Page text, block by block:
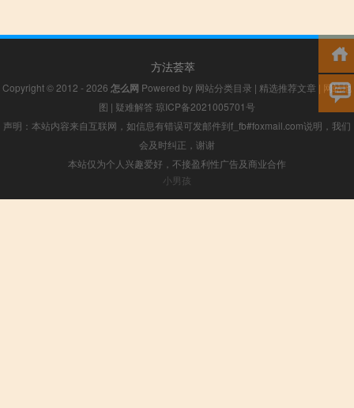
方法荟萃
Copyright © 2012 - 2026 怎么网 Powered by 网站分类目录 | 精选推荐文章 | 网站地
图 | 疑难解答 琼ICP备2021005701号
声明：本站内容来自互联网，如信息有错误可发邮件到f_fb#foxmail.com说明，我们
会及时纠正，谢谢
本站仅为个人兴趣爱好，不接盈利性广告及商业合作
小男孩